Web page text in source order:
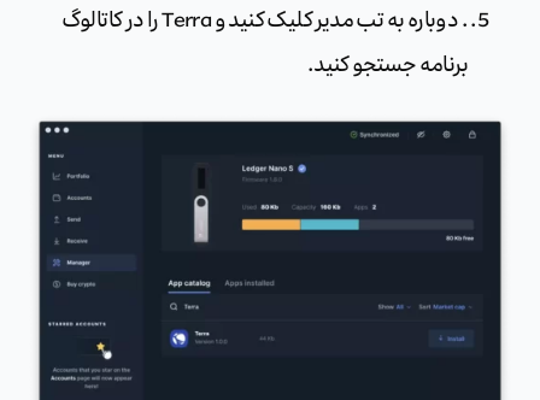
. دوباره به تب مدیر کلیک کنید و Terra را در کاتالوگ
برنامه جستجو کنید.